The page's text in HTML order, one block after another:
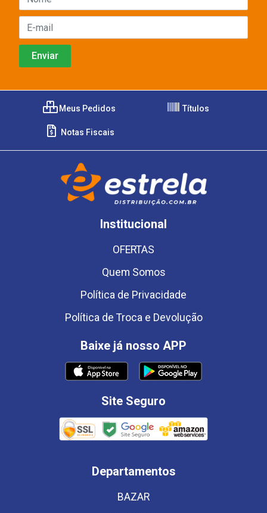
Meus Pedidos Títulos
Notas Fiscais
Institucional
OFERTAS
Quem Somos
Política de Privacidade
Política de Troca e Devolução
Baixe já nosso APP
Site Seguro
Departamentos
BAZAR